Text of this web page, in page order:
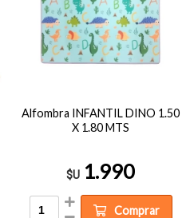
Alfombra INFANTIL DINO 1.50
X 1.80 MTS
$U 1.990
Comprar